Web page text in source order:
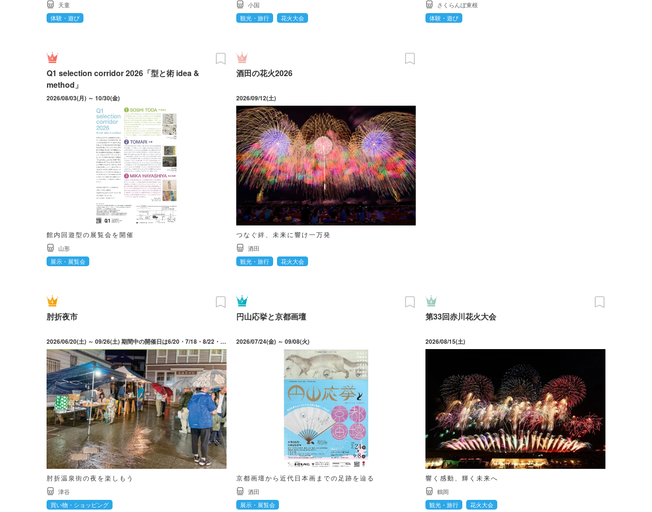
天童
体験・遊び
小国
観光・旅行
花火大会
さくらんぼ東根
体験・遊び
Q1 selection corridor 2026「型と術 idea &
method」
2026/08/03(月) ～ 10/30(金)
館内回遊型の展覧会を開催
山形
展示・展覧会
酒田の花火2026
2026/09/12(土)
つなぐ絆、未来に響け一万発
酒田
観光・旅行
花火大会
肘折夜市
2026/06/20(土) ～ 09/26(土) 期間中の開催日は6/20・7/18・8/22・9/26
肘折温泉街の夜を楽しもう
津谷
買い物・ショッピング
円山応挙と京都画壇
2026/07/24(金) ～ 09/08(火)
京都画壇から近代日本画までの足跡を辿る
酒田
展示・展覧会
第33回赤川花火大会
2026/08/15(土)
響く感動、輝く未来へ
鶴岡
観光・旅行
花火大会